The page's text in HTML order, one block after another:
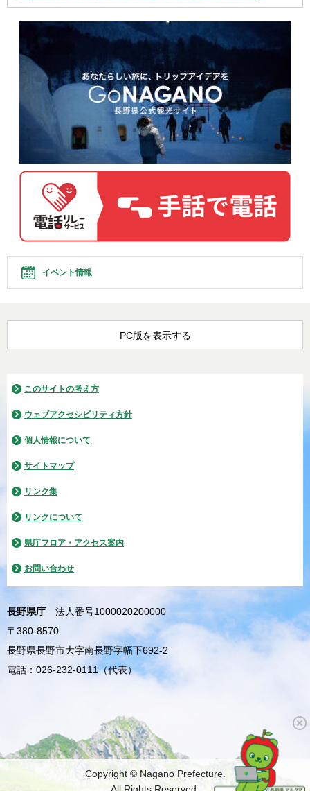
イベント情報
PC版を表示する
このサイトの考え方
ウェブアクセシビリティ方針
個人情報について
サイトマップ
リンク集
リンクについて
県庁フロア・アクセス案内
お問い合わせ
長野県庁
法人番号1000020200000
〒380-8570
長野県長野市大字南長野字幅下692-2
電話：026-232-0111（代表）
Copyright © Nagano Prefecture.
All Rights Reserved.